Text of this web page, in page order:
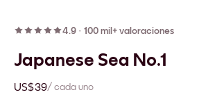
4.9 · 100 mil+ valoraciones
Japanese Sea No.1
US$39/ cada uno